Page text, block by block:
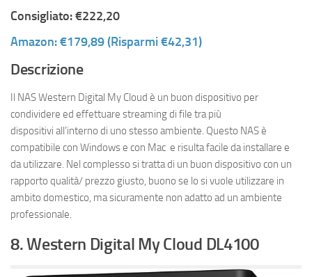
Consigliato: €222,20
Amazon: €179,89 (Risparmi €42,31)
Descrizione
Il NAS Western Digital My Cloud è un buon dispositivo per
condividere ed effettuare streaming di file tra più
dispositivi all’interno di uno stesso ambiente. Questo NAS è
compatibile con Windows e con Mac e risulta facile da installare e
da utilizzare. Nel complesso si tratta di un buon dispositivo con un
rapporto qualità/ prezzo giusto, buono se lo si vuole utilizzare in
ambito domestico, ma sicuramente non adatto ad un ambiente
professionale.
8. Western Digital My Cloud DL4100